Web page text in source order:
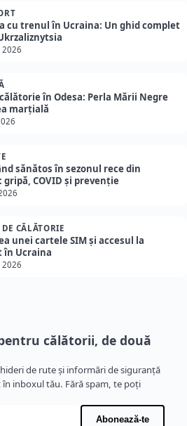
cu trenul în Ucraina: Un ghid complet
în Odesa: Perla Mării Negre
marțială
sănătos în sezonul rece din
gripă, COVID și prevenție
CĂLĂTORIE
unei cartele SIM și accesul la
Ucraina
călătorii, de două
de rute și informări de siguranță
inboxul tău. Fără spam, te poți
Abonează-te